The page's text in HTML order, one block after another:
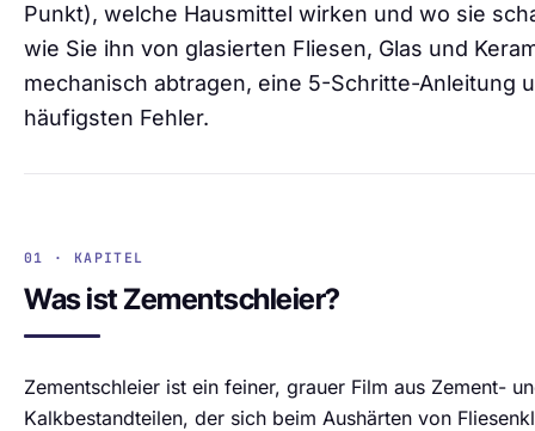
Punkt), welche Hausmittel wirken und wo sie
wie Sie ihn von glasierten Fliesen, Glas und
mechanisch abtragen, eine 5-Schritte-Anleitung
häufigsten Fehler.
01 · KAPITEL
Was ist Zementschleier?
Zementschleier ist ein feiner, grauer Film aus Zement-
Kalkbestandteilen, der sich beim Aushärten von